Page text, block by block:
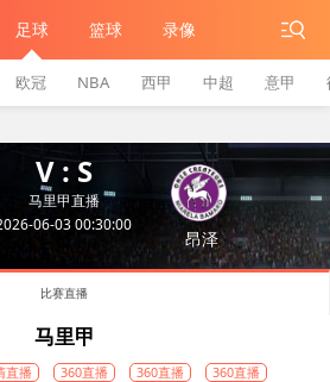
足球 篮球 录像
欧冠 NBA 西甲 中超 意甲
V : S
马里甲直播
06-03 00:30:00
昂泽
比赛直播
马里甲
直播 360直播 360直播 360直播